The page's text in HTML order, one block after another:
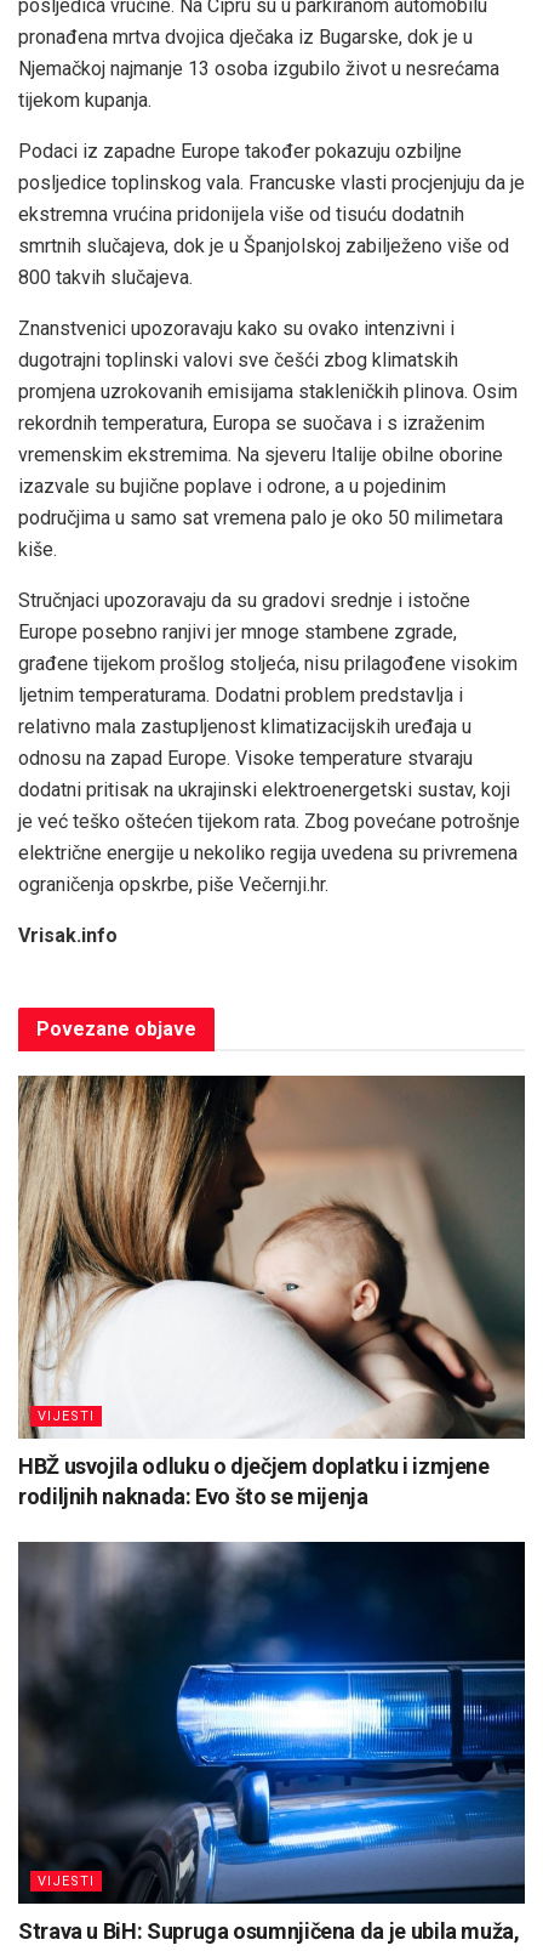
posljedica vrućine. Na Cipru su u parkiranom automobilu
pronađena mrtva dvojica dječaka iz Bugarske, dok je u
Njemačkoj najmanje 13 osoba izgubilo život u nesrećama
tijekom kupanja.
Podaci iz zapadne Europe također pokazuju ozbiljne
posljedice toplinskog vala. Francuske vlasti procjenjuju da je
ekstremna vrućina pridonijela više od tisuću dodatnih
smrtnih slučajeva, dok je u Španjolskoj zabilježeno više od
800 takvih slučajeva.
Znanstvenici upozoravaju kako su ovako intenzivni i
dugotrajni toplinski valovi sve češći zbog klimatskih
promjena uzrokovanih emisijama stakleničkih plinova. Osim
rekordnih temperatura, Europa se suočava i s izraženim
vremenskim ekstremima. Na sjeveru Italije obilne oborine
izazvale su bujične poplave i odrone, a u pojedinim
područjima u samo sat vremena palo je oko 50 milimetara
kiše.
Stručnjaci upozoravaju da su gradovi srednje i istočne
Europe posebno ranjivi jer mnoge stambene zgrade,
građene tijekom prošlog stoljeća, nisu prilagođene visokim
ljetnim temperaturama. Dodatni problem predstavlja i
relativno mala zastupljenost klimatizacijskih uređaja u
odnosu na zapad Europe. Visoke temperature stvaraju
dodatni pritisak na ukrajinski elektroenergetski sustav, koji
je već teško oštećen tijekom rata. Zbog povećane potrošnje
električne energije u nekoliko regija uvedena su privremena
ograničenja opskrbe, piše Večernji.hr.
Vrisak.info
Povezane objave
VIJESTI
HBŽ usvojila odluku o dječjem doplatku i izmjene
rodiljnih naknada: Evo što se mijenja
VIJESTI
Strava u BiH: Supruga osumnjičena da je ubila muža,